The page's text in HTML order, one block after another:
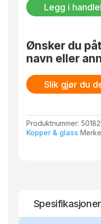
Espressokopp
antall
Legg i
Ønsker du
navn eller
Slik gjør du
Produktnummer:
Kopper & glass
Spesifikasjoner